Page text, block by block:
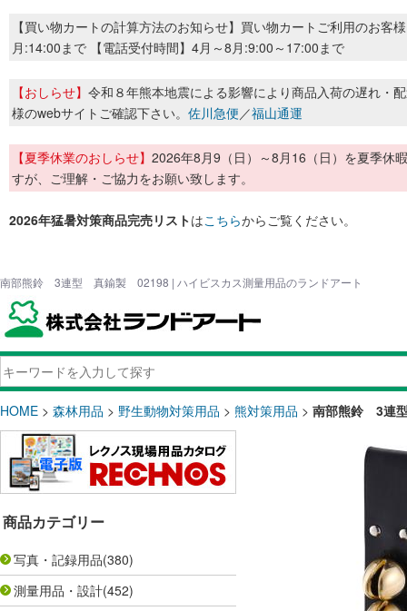
【買い物カートの計算方法のお知らせ】買い物カートご利用のお客
月:14:00まで 【電話受付時間】4月～8月:9:00～17:00まで
【おしらせ】 令和８年熊本地震による影響により商品入荷の遅れ・
様のwebサイトご確認下さい。 佐川急便／福山通運
【夏季休業のおしらせ】 2026年8月9（日）～8月16（日）を夏季休
すが、ご理解・ご協力をお願い致します。
2026年猛暑対策商品完売リストはこちらからご覧ください。
南部熊鈴 3連型 真鍮製 02198 | ハイビスカス測量用品のランドアート
HOME > 森林用品 > 野生動物対策用品 > 熊対策用品 > 南部熊鈴 3連
商品カテゴリー
写真・記録用品(380)
測量用品・設計(452)